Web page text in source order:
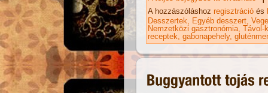
A hozzászóláshoz regisztráció és
Desszertek
Egyéb desszert
Nemzetközi gasztronómia Távol-
receptek gabonapehely